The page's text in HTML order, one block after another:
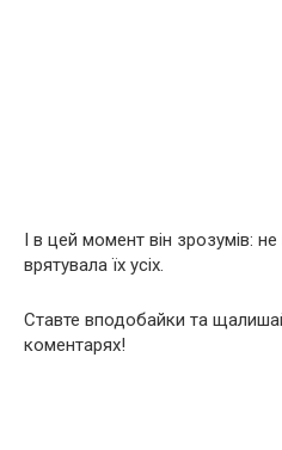
І в цей момент він зрозумів: не
врятувала їх усіх.
Ставте вподобайки та
коментарях!